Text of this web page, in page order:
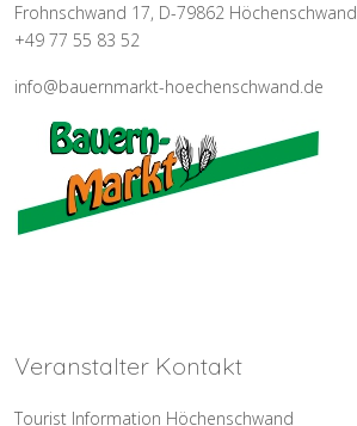
Frohnschwand 17, D-79862 Höchenschwand
+49 77 55 83 52
info@bauernmarkt-hoechenschwand.de
Veranstalter Kontakt
Tourist Information Höchenschwand